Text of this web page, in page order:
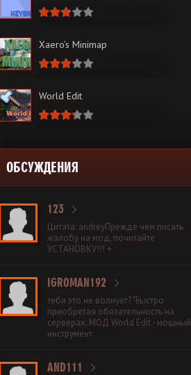
Xaero’s Minimap
World Edit
ОБСУЖДЕНИЯ
123
Цитата: andreyПрежде чем писать
жалобу на мод, почитайте
УСТАНОВКУ!!! +
IGROMAN192
тебя это не волнует? "Быстро
приобретая обязательность на
серверах, МОД World Edit - мощный
инструмент
AND111